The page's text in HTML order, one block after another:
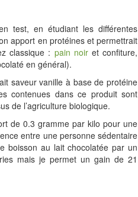
test, en étudiant les différentes
apport en protéines et permettrait
classique : pain noiret confiture,
en général).
saveur vanille à base de protéine
contenues dans ce produit sont
de l’agriculture biologique.
de 0.3 gramme par kilo pour une
entre une personne sédentaire
boisson au lait chocolatée par un
mais je permet un gain de 21